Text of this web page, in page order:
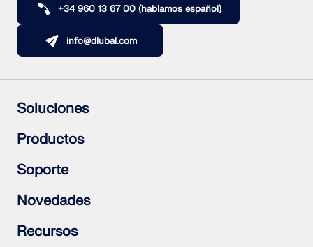
+34 960 13 67 00 (hablamos español)
info@dlubal.com
Soluciones
Estructuras de hormigón armado
Estructuras de acero
Estructuras de madera
Uniones de acero
Productos
RFEM 6
RSTAB 9
RSECTION 1
RWIND 3
Soporte
Preguntas frecuentes (FAQ)
Formular una pregunta particular
Mapas de cargas de nieve, velocidades del viento y
cargas sísmicas
Novedades
Suscribirse al boletín de noticias
Noticias actuales
Recursos